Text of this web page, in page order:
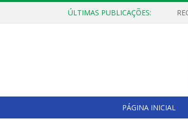
ÚLTIMAS PUBLICAÇÕES:
PÁGINA INICIAL